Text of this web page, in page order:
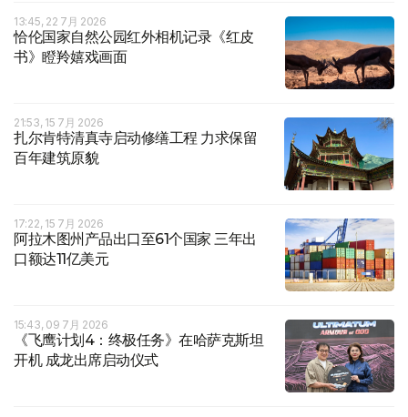
13:45, 22 7月 2026
恰伦国家自然公园红外相机记录《红皮
书》瞪羚嬉戏画面
21:53, 15 7月 2026
扎尔肯特清真寺启动修缮工程 力求保留
百年建筑原貌
17:22, 15 7月 2026
阿拉木图州产品出口至61个国家 三年出
口额达11亿美元
15:43, 09 7月 2026
《飞鹰计划4：终极任务》在哈萨克斯坦
开机 成龙出席启动仪式